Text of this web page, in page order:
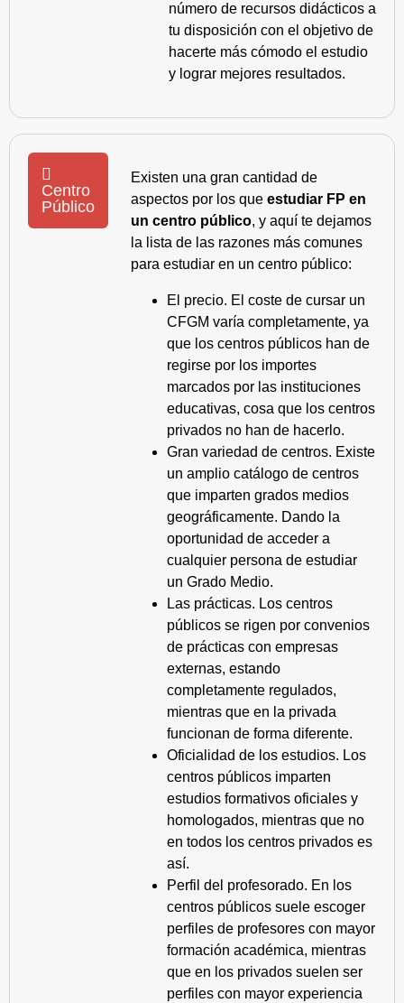
número de recursos didácticos a
tu disposición con el objetivo de
hacerte más cómodo el estudio
y lograr mejores resultados.
Centro
Público
Existen una gran cantidad de
aspectos por los que estudiar FP en
un centro público, y aquí te dejamos
la lista de las razones más comunes
para estudiar en un centro público:
El precio. El coste de cursar un
CFGM varía completamente, ya
que los centros públicos han de
regirse por los importes
marcados por las instituciones
educativas, cosa que los centros
privados no han de hacerlo.
Gran variedad de centros. Existe
un amplio catálogo de centros
que imparten grados medios
geográficamente. Dando la
oportunidad de acceder a
cualquier persona de estudiar
un Grado Medio.
Las prácticas. Los centros
públicos se rigen por convenios
de prácticas con empresas
externas, estando
completamente regulados,
mientras que en la privada
funcionan de forma diferente.
Oficialidad de los estudios. Los
centros públicos imparten
estudios formativos oficiales y
homologados, mientras que no
en todos los centros privados es
así.
Perfil del profesorado. En los
centros públicos suele escoger
perfiles de profesores con mayor
formación académica, mientras
que en los privados suelen ser
perfiles con mayor experiencia